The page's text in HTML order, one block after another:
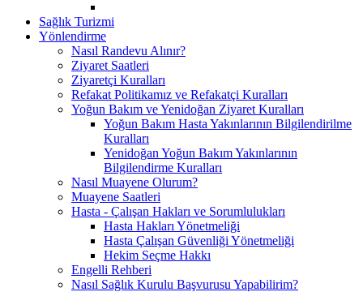
Sağlık Turizmi
Yönlendirme
Nasıl Randevu Alınır?
Ziyaret Saatleri
Ziyaretçi Kuralları
Refakat Politikamız ve Refakatçi Kuralları
Yoğun Bakım ve Yenidoğan Ziyaret Kuralları
Yoğun Bakım Hasta Yakınlarının Bilgilendirilme
Kuralları
Yenidoğan Yoğun Bakım Yakınlarının
Bilgilendirme Kuralları
Nasıl Muayene Olurum?
Muayene Saatleri
Hasta - Çalışan Hakları ve Sorumlulukları
Hasta Hakları Yönetmeliği
Hasta Çalışan Güvenliği Yönetmeliği
Hekim Seçme Hakkı
Engelli Rehberi
Nasıl Sağlık Kurulu Başvurusu Yapabilirim?